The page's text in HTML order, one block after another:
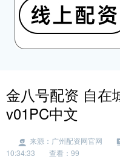
金八号配资 自在
v01PC中文
来源：广州配资网官网
10:34:33
查看：99